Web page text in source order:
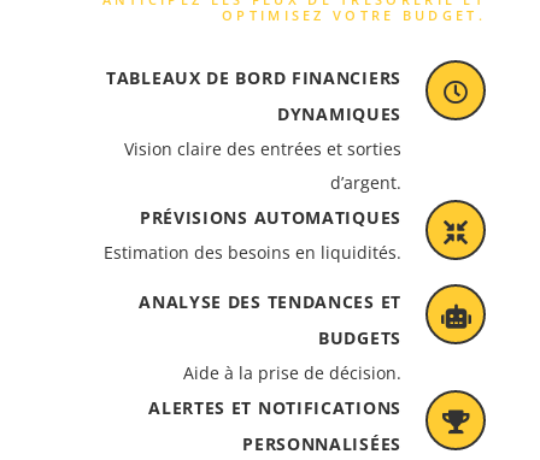
OPTIMISEZ VOTRE BUDGET.
TABLEAUX DE BORD FINANCIERS
DYNAMIQUES
Vision claire des entrées et sorties
d’argent.
PRÉVISIONS AUTOMATIQUES
Estimation des besoins en liquidités.
ANALYSE DES TENDANCES ET
BUDGETS
Aide à la prise de décision.
ALERTES ET NOTIFICATIONS
PERSONNALISÉES